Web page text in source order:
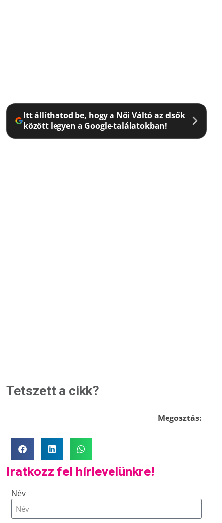
Itt állíthatod be, hogy a Női Váltó az elsők
között legyen a Google-találatokban!
Tetszett a cikk?
Megosztás:
Iratkozz fel hírlevelünkre!
Név